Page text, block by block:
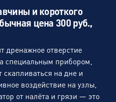
и короткого
цена 300 руб.,
дренажное отверстие
специальным прибором,
скапливаться на дне и
воздействие на узлы,
от налёта и грязи — это